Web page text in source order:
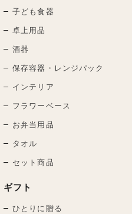
子ども食器
卓上用品
酒器
保存容器・レンジパック
インテリア
フラワーベース
お弁当用品
タオル
セット商品
ギフト
ひとりに贈る